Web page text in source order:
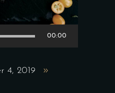
00:00
4, 2019